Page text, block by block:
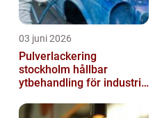
03 juni 2026
Pulverlackering
stockholm hållbar
ytbehandling för industri